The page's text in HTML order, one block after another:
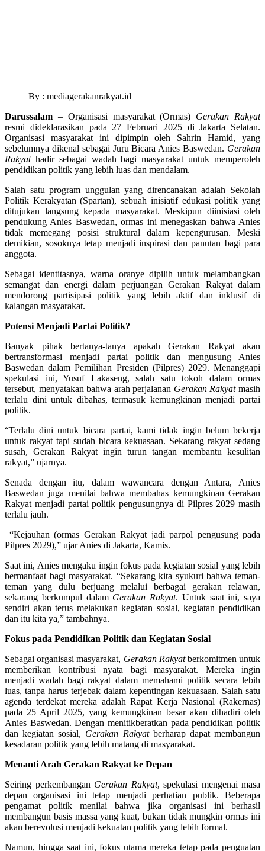
By : mediagerakanrakyat.id
Darussalam – Organisasi masyarakat (Ormas) Gerakan Rakyat
resmi dideklarasikan pada 27 Februari 2025 di Jakarta Selatan.
Organisasi masyarakat ini dipimpin oleh Sahrin Hamid, yang
sebelumnya dikenal sebagai Juru Bicara Anies Baswedan. Gerakan
Rakyathadir sebagai wadah bagi masyarakat untuk memperoleh
pendidikan politik yang lebih luas dan mendalam.
Salah satu program unggulan yang direncanakan adalah Sekolah
Politik Kerakyatan (Spartan), sebuah inisiatif edukasi politik yang
ditujukan langsung kepada masyarakat. Meskipun diinisiasi oleh
pendukung Anies Baswedan, ormas ini menegaskan bahwa Anies
tidak memegang posisi struktural dalam kepengurusan. Meski
demikian, sosoknya tetap menjadi inspirasi dan panutan bagi para
anggota.
Sebagai identitasnya, warna oranye dipilih untuk melambangkan
semangat dan energi dalam perjuangan Gerakan Rakyat dalam
mendorong partisipasi politik yang lebih aktif dan inklusif di
kalangan masyarakat.
Potensi Menjadi Partai Politik?
Banyak pihak bertanya-tanya apakah Gerakan Rakyat akan
bertransformasi menjadi partai politik dan mengusung Anies
Baswedan dalam Pemilihan Presiden (Pilpres) 2029. Menanggapi
spekulasi ini, Yusuf Lakaseng, salah satu tokoh dalam ormas
tersebut, menyatakan bahwa arah perjalanan Gerakan Rakyatmasih
terlalu dini untuk dibahas, termasuk kemungkinan menjadi partai
politik.
“Terlalu dini untuk bicara partai, kami tidak ingin belum bekerja
untuk rakyat tapi sudah bicara kekuasaan. Sekarang rakyat sedang
susah, Gerakan Rakyat ingin turun tangan membantu kesulitan
rakyat,” ujarnya.
Senada dengan itu, dalam wawancara dengan Antara, Anies
Baswedan juga menilai bahwa membahas kemungkinan Gerakan
Rakyat menjadi partai politik pengusungnya di Pilpres 2029 masih
terlalu jauh.
“Kejauhan (ormas Gerakan Rakyat jadi parpol pengusung pada
Pilpres 2029),” ujar Anies di Jakarta, Kamis.
Saat ini, Anies mengaku ingin fokus pada kegiatan sosial yang lebih
bermanfaat bagi masyarakat. “Sekarang kita syukuri bahwa teman-
teman yang dulu berjuang melalui berbagai gerakan relawan,
sekarang berkumpul dalam Gerakan Rakyat. Untuk saat ini, saya
sendiri akan terus melakukan kegiatan sosial, kegiatan pendidikan
dan itu kita ya,” tambahnya.
Fokus pada Pendidikan Politik dan Kegiatan Sosial
Sebagai organisasi masyarakat, Gerakan Rakyatberkomitmen untuk
memberikan kontribusi nyata bagi masyarakat. Mereka ingin
menjadi wadah bagi rakyat dalam memahami politik secara lebih
luas, tanpa harus terjebak dalam kepentingan kekuasaan. Salah satu
agenda terdekat mereka adalah Rapat Kerja Nasional (Rakernas)
pada 25 April 2025, yang kemungkinan besar akan dihadiri oleh
Anies Baswedan. Dengan menitikberatkan pada pendidikan politik
dan kegiatan sosial, Gerakan Rakyat berharap dapat membangun
kesadaran politik yang lebih matang di masyarakat.
Menanti Arah Gerakan Rakyat ke Depan
Seiring perkembangan Gerakan Rakyat, spekulasi mengenai masa
depan organisasi ini tetap menjadi perhatian publik. Beberapa
pengamat politik menilai bahwa jika organisasi ini berhasil
membangun basis massa yang kuat, bukan tidak mungkin ormas ini
akan berevolusi menjadi kekuatan politik yang lebih formal.
Namun, hingga saat ini, fokus utama mereka tetap pada penguatan